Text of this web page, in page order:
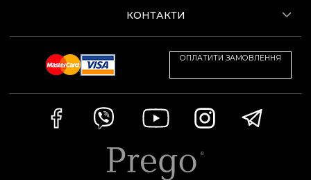
КОНТАКТИ
ОПЛАТИТИ ЗАМОВЛЕННЯ